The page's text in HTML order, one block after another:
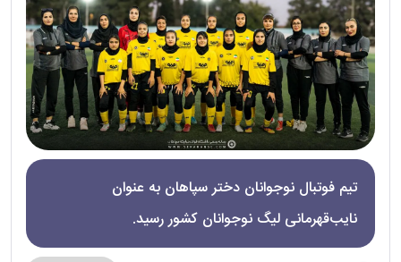
تیم فوتبال نوجوانان دختر سپاهان به عنوان
نایب‌قهرمانی لیگ نوجوانان کشور رسید.